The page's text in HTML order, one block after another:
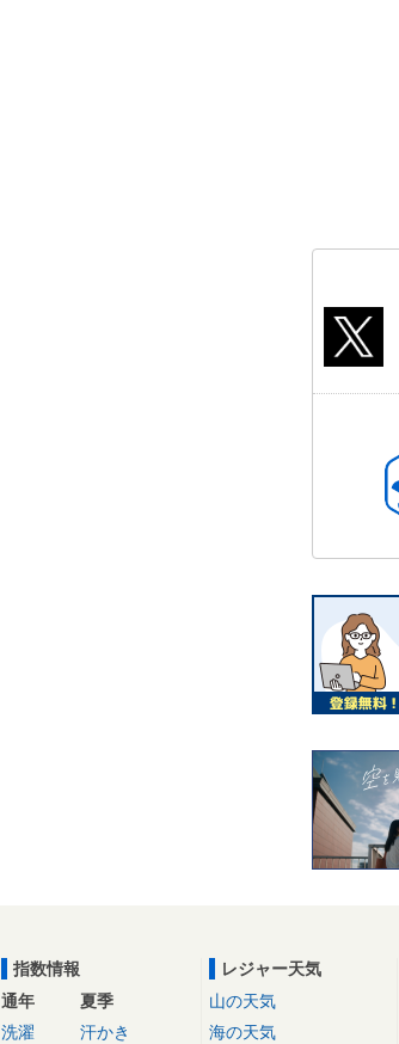
指数情報
通年
洗濯
夏季
汗かき
レジャー天気
山の天気
海の天気